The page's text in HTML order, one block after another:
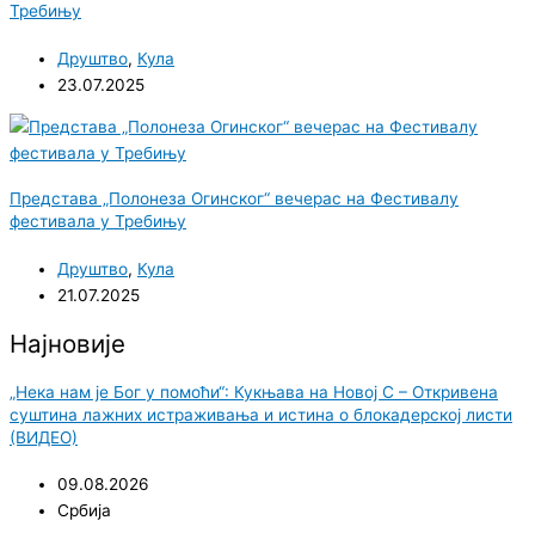
Требињу
Друштво, Кула
23.07.2025
Представа „Полонеза Огинског“ вечерас на Фестивалу
фестивала у Требињу
Друштво, Кула
21.07.2025
Најновије
„Нека нам је Бог у помоћи“: Кукњава на Новој С – Откривена
суштина лажних истраживања и истина о блокадерској листи
(ВИДЕО)
09.08.2026
Србија